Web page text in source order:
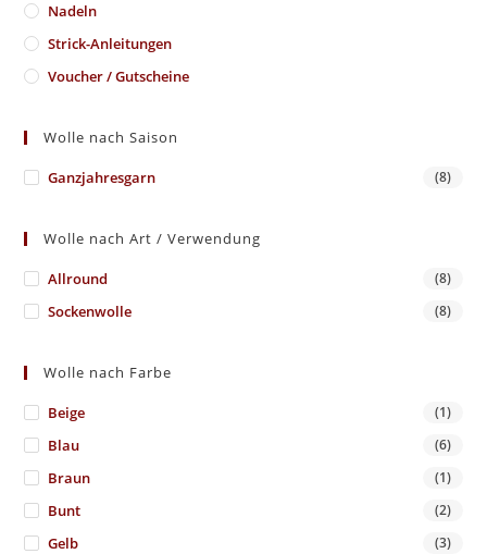
Nadeln
Strick-Anleitungen
Voucher / Gutscheine
Wolle nach Saison
Ganzjahresgarn (8)
Wolle nach Art / Verwendung
Allround (8)
Sockenwolle (8)
Wolle nach Farbe
Beige (1)
Blau (6)
Braun (1)
Bunt (2)
Gelb (3)